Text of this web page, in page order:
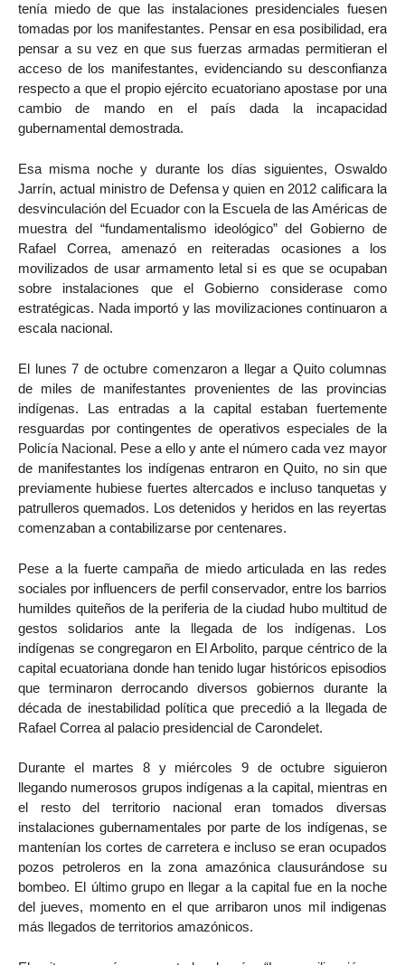
tenía miedo de que las instalaciones presidenciales fuesen
tomadas por los manifestantes. Pensar en esa posibilidad, era
pensar a su vez en que sus fuerzas armadas permitieran el
acceso de los manifestantes, evidenciando su desconfianza
respecto a que el propio ejército ecuatoriano apostase por una
cambio de mando en el país dada la incapacidad
gubernamental demostrada.
Esa misma noche y durante los días siguientes, Oswaldo
Jarrín, actual ministro de Defensa y quien en 2012 calificara la
desvinculación del Ecuador con la Escuela de las Américas de
muestra del “fundamentalismo ideológico” del Gobierno de
Rafael Correa, amenazó en reiteradas ocasiones a los
movilizados de usar armamento letal si es que se ocupaban
sobre instalaciones que el Gobierno considerase como
estratégicas. Nada importó y las movilizaciones continuaron a
escala nacional.
El lunes 7 de octubre comenzaron a llegar a Quito columnas
de miles de manifestantes provenientes de las provincias
indígenas. Las entradas a la capital estaban fuertemente
resguardas por contingentes de operativos especiales de la
Policía Nacional. Pese a ello y ante el número cada vez mayor
de manifestantes los indígenas entraron en Quito, no sin que
previamente hubiese fuertes altercados e incluso tanquetas y
patrulleros quemados. Los detenidos y heridos en las reyertas
comenzaban a contabilizarse por centenares.
Pese a la fuerte campaña de miedo articulada en las redes
sociales por influencers de perfil conservador, entre los barrios
humildes quiteños de la periferia de la ciudad hubo multitud de
gestos solidarios ante la llegada de los indígenas. Los
indígenas se congregaron en El Arbolito, parque céntrico de la
capital ecuatoriana donde han tenido lugar históricos episodios
que terminaron derrocando diversos gobiernos durante la
década de inestabilidad política que precedió a la llegada de
Rafael Correa al palacio presidencial de Carondelet.
Durante el martes 8 y miércoles 9 de octubre siguieron
llegando numerosos grupos indígenas a la capital, mientras en
el resto del territorio nacional eran tomados diversas
instalaciones gubernamentales por parte de los indígenas, se
mantenían los cortes de carretera e incluso se eran ocupados
pozos petroleros en la zona amazónica clausurándose su
bombeo. El último grupo en llegar a la capital fue en la noche
del jueves, momento en el que arribaron unos mil indigenas
más llegados de territorios amazónicos.